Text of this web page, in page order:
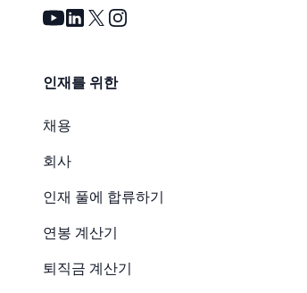
Youtube
LinkedIn
X Instagram
인재를 위한
채용
회사
인재 풀에 합류하기
연봉 계산기
퇴직금 계산기